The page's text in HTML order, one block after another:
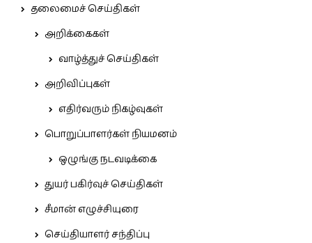
தலைமைச் செய்திகள்
அறிக்கைகள்
வாழ்த்துச் செய்திகள்
அறிவிப்புகள்
எதிர்வரும் நிகழ்வுகள்
பொறுப்பாளர்கள் நியமனம்
ஒழுங்கு நடவடிக்கை
துயர் பகிர்வுச் செய்திகள்
சீமான் எழுச்சியுரை
செய்தியாளர் சந்திப்பு